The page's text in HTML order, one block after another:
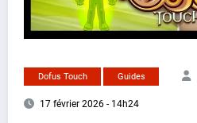
Dofus Touch Guides
17 février 2026 - 14h24